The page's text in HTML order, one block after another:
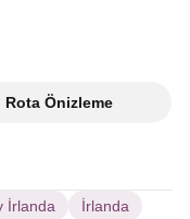
Rota Önizleme
İrlanda İrlanda